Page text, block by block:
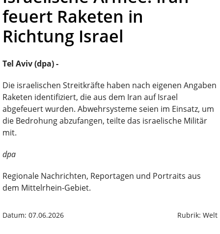
feuert Raketen in
Richtung Israel
Tel Aviv (dpa) -
Die israelischen Streitkräfte haben nach eigenen Angaben
Raketen identifiziert, die aus dem Iran auf Israel
abgefeuert wurden. Abwehrsysteme seien im Einsatz, um
die Bedrohung abzufangen, teilte das israelische Militär
mit.
dpa
Regionale Nachrichten, Reportagen und Portraits aus
dem Mittelrhein-Gebiet.
Datum: 07.06.2026 Rubrik: Welt